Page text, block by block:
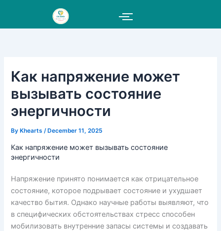
content
Как напряжение может
вызывать состояние
энергичности
By Khearts/ December 11, 2025
Как напряжение может вызывать состояние
энергичности
Напряжение принято понимается как отрицательное
состояние, которое подрывает состояние и ухудшает
качество бытия. Однако научные работы выявляют, что
в специфических обстоятельствах стресс способен
мобилизовать внутренние запасы системы и создавать